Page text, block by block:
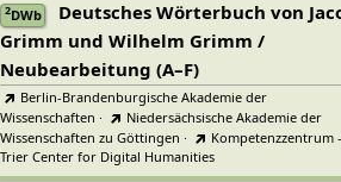
2DWb
Deutsches Wörterbuch von
Grimm und Wilhelm Grimm /
Neubearbeitung (A–F)
Berlin-Brandenburgische Akademie der
Wissenschaften ·
Niedersächsische Akademie der
Wissenschaften zu Göttingen ·
Kompetenzzentrum -
Trier Center for Digital Humanities